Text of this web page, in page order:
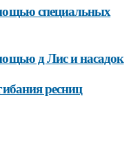
специальных
д Лис и насадок
ресниц